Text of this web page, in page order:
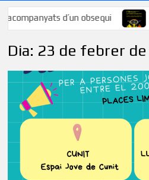
d’un obsequi
Dia: 23 de febrer